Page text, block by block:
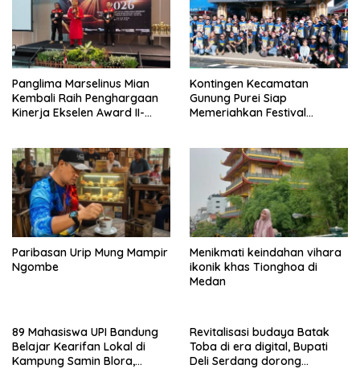
Panglima Marselinus Mian
Kembali Raih Penghargaan
Kinerja Ekselen Award II-
Kontingen Kecamatan
Gunung Purei Siap
Memeriahkan Festival
Paribasan Urip Mung Mampir
Ngombe
Menikmati keindahan vihara
ikonik khas Tionghoa di
Medan
89 Mahasiswa UPI Bandung
Belajar Kearifan Lokal di
Kampung Samin Blora,
Revitalisasi budaya Batak
Toba di era digital, Bupati
Deli Serdang dorong